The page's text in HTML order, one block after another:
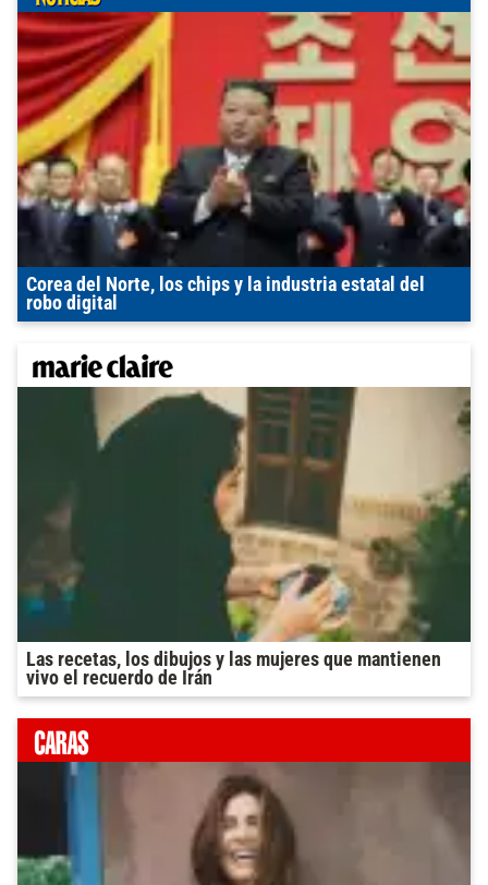
Corea del Norte, los chips y la industria estatal del
robo digital
Las recetas, los dibujos y las mujeres que mantienen
vivo el recuerdo de Irán